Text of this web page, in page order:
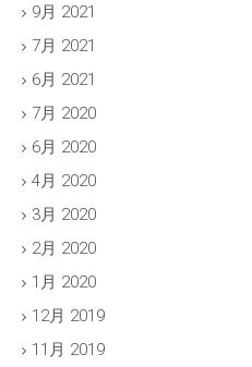
9月 2021
7月 2021
6月 2021
7月 2020
6月 2020
4月 2020
3月 2020
2月 2020
1月 2020
12月 2019
11月 2019